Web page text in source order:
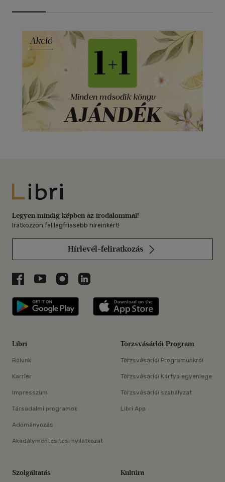
Libri
Legyen mindig képben az irodalommal!
Iratkozzon fel legfrissebb híreinkért!
Hírlevél-feliratkozás
Libri a Facebookon
Libri a Youtube-on
Libri az Instagramon
Libri a LinkedInen
Libri applikáció Szerezd meg: Google
Libri
Rólunk
Karrier
Impresszum
Társadalmi programok
Adományozás
Akadálymentesítési nyilatkozat
Törzsvásárlói Program
Törzsvásárlói Programunkról
Törzsvásárlói Kártya egyenlege
Törzsvásárlói szabályzat
Libri App
Szolgáltatás Kultúra